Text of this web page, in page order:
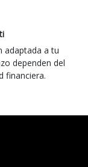
adaptada a tu
dependen del
financiera.